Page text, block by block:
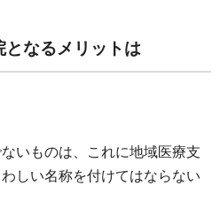
なるメリットは
いものは、これに地域医療支
しい名称を付けてはならない